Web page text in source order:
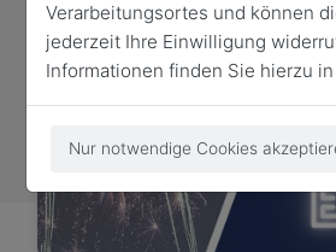
Verarbeitungsortes und können
jederzeit Ihre Einwilligung
Informationen finden Sie hierzu
Nur notwendige Cookies